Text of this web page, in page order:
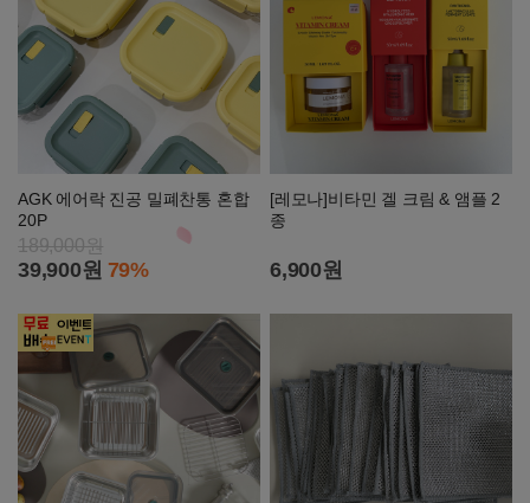
AGK 에어락 진공 밀폐찬통 혼합
20P
189,000원
39,900원 79%
[레모나]비타민 겔 크림 & 앰플 2
종
6,900원